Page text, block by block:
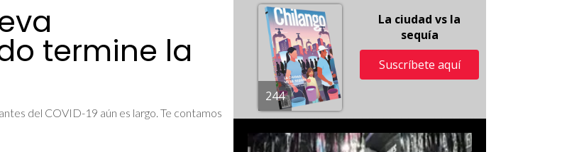
termine la
del COVID-19 aún es largo. Te contamos
244
La ciudad vs la
sequía
Suscríbete aquí